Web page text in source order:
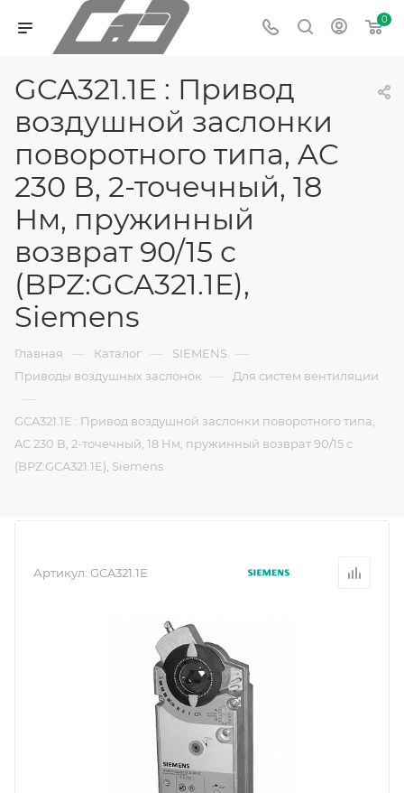
0
GCA321.1E : Привод
воздушной заслонки
поворотного типа, AC
230 В, 2-точечный, 18
Нм, пружинный
возврат 90/15 с
(BPZ:GCA321.1E),
Siemens
Главная — Каталог — SIEMENS —
Приводы воздушных заслонок — Для систем вентиляции
—
GCA321.1E : Привод воздушной заслонки поворотного типа,
AC 230 В, 2-точечный, 18 Нм, пружинный возврат 90/15 с
(BPZ:GCA321.1E), Siemens
Артикул: GCA321.1E